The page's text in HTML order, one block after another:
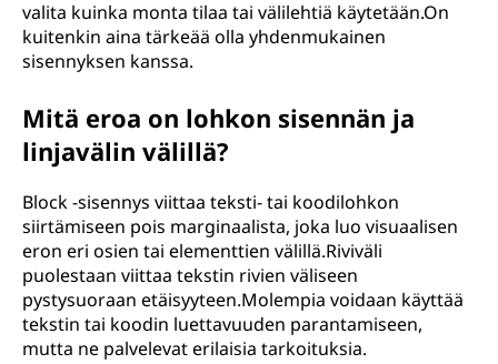
valita kuinka monta tilaa tai välilehtiä käytetään.On
kuitenkin aina tärkeää olla yhdenmukainen
sisennyksen kanssa.
Mitä eroa on lohkon sisennän ja
linjavälin välillä?
Block -sisennys viittaa teksti- tai koodilohkon
siirtämiseen pois marginaalista, joka luo visuaalisen
eron eri osien tai elementtien välillä.Riviväli
puolestaan ​​viittaa tekstin rivien väliseen
pystysuoraan etäisyyteen.Molempia voidaan käyttää
tekstin tai koodin luettavuuden parantamiseen,
mutta ne palvelevat erilaisia ​​tarkoituksia.